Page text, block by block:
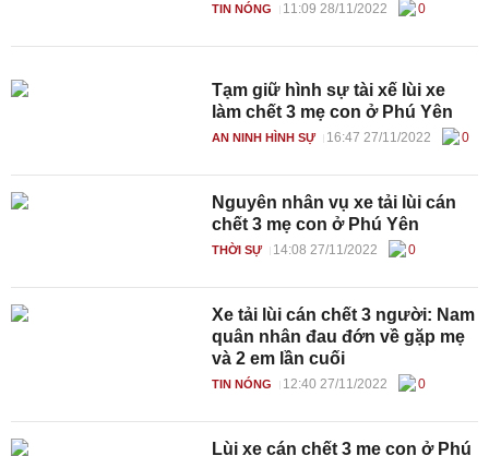
TIN NÓNG 11:09 28/11/2022 0
Tạm giữ hình sự tài xế lùi xe
làm chết 3 mẹ con ở Phú Yên
AN NINH HÌNH SỰ 16:47 27/11/2022 0
Nguyên nhân vụ xe tải lùi cán
chết 3 mẹ con ở Phú Yên
THỜI SỰ 14:08 27/11/2022 0
Xe tải lùi cán chết 3 người: Nam
quân nhân đau đớn về gặp mẹ
và 2 em lần cuối
TIN NÓNG 12:40 27/11/2022 0
Lùi xe cán chết 3 mẹ con ở Phú